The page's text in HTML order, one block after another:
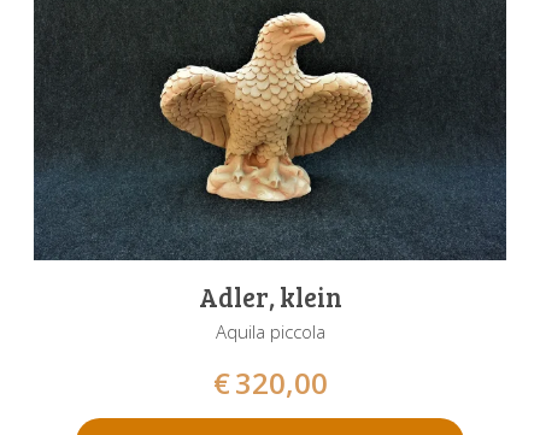
Adler, klein
Aquila piccola
€320,00